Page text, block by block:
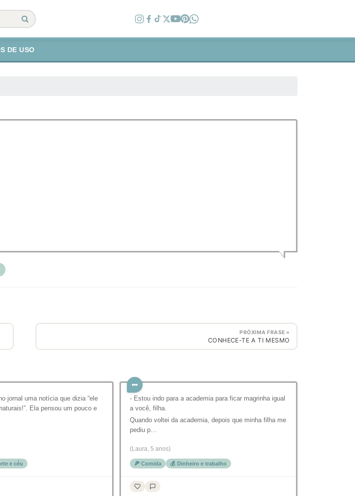
DE USO
PRÓXIMA FRASE »
CONHECE-TE A TI MESMO
jornal uma notícia que dizia “ele
Ela pensou um pouco e
e céu
- Estou indo para a academia para ficar magrinha igual
a você, filha.
Quando voltei da academia, depois que minha filha me
pediu p…
(Laura, 5 anos)
🍕 Comida 💰 Dinheiro e trabalho